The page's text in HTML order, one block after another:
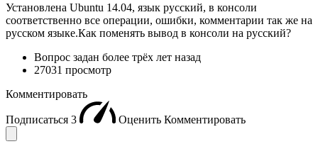
Установлена Ubuntu 14.04, язык русский, в консоли
соответственно все операции, ошибки, комментарии так же на
русском языке.Как поменять вывод в консоли на русский?
Вопрос задан более трёх лет назад
27031 просмотр
Комментировать
Подписаться 3 Оценить Комментировать